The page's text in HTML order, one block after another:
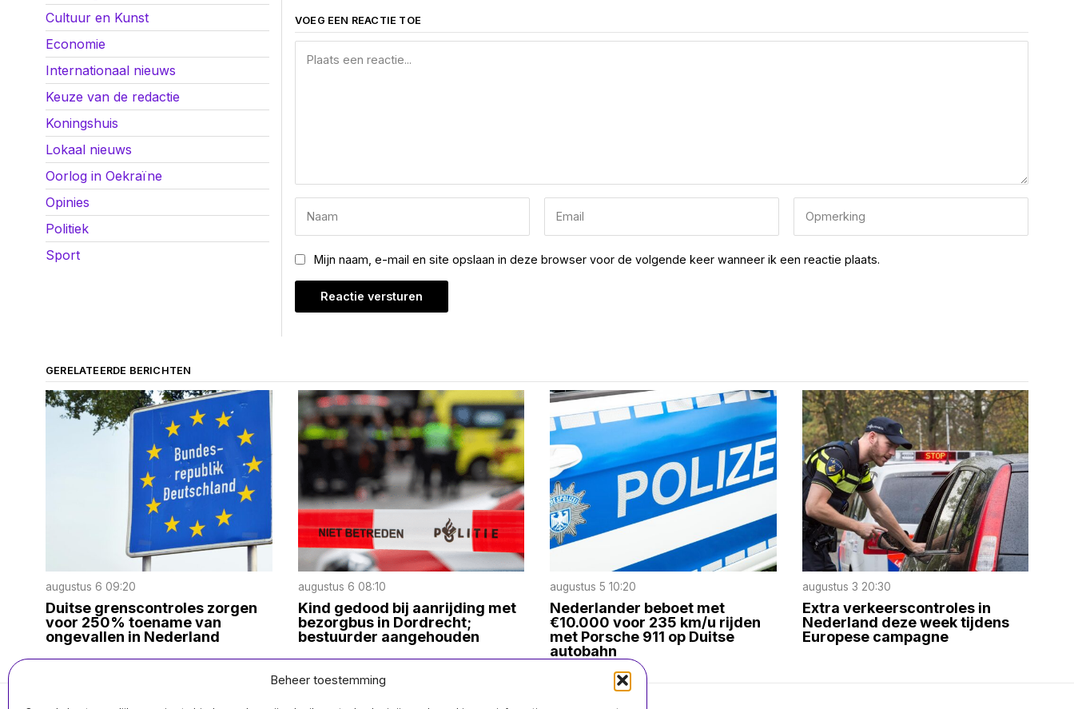
Beheer toestemming
VOEG EEN REACTIE TOE
Mijn naam, e-mail en site opslaan in deze browser voor de volgende keer wanneer ik een reactie plaats.
Cultuur en Kunst
Economie
Internationaal nieuws
Keuze van de redactie
Koningshuis
Lokaal nieuws
Oorlog in Oekraïne
Opinies
Politiek
Sport
GERELATEERDE BERICHTEN
augustus 6 09:20
Duitse grenscontroles zorgen
voor 250% toename van
ongevallen in Nederland
augustus 6 08:10
Kind gedood bij aanrijding met
bezorgbus in Dordrecht;
bestuurder aangehouden
augustus 5 10:20
Nederlander beboet met
€10.000 voor 235 km/u rijden
met Porsche 911 op Duitse
autobahn
augustus 3 20:30
Extra verkeerscontroles in
Nederland deze week tijdens
Europese campagne